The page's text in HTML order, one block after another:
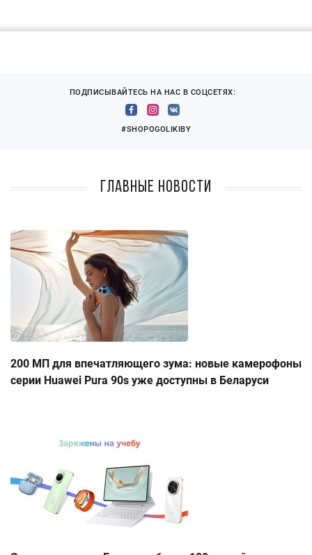
ПОДПИСЫВАЙТЕСЬ НА НАС В СОЦСЕТЯХ:
#SHOPOGOLIKIBY
Главные новости
200 МП для впечатляющего зума: новые камерофоны
серии Huawei Pura 90s уже доступны в Беларуси